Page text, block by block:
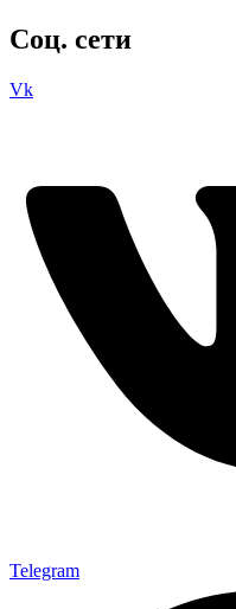
Соц. сети
Vk
Telegram